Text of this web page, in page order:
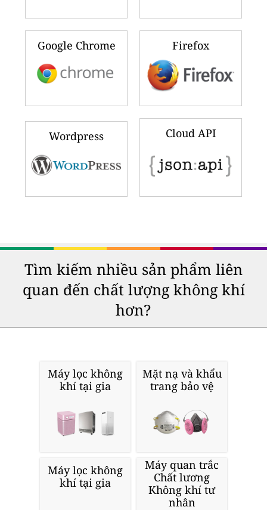
Google Chrome Firefox
Wordpress Cloud API
Tìm kiếm nhiều sản phẩm liên
quan đến chất lượng không khí
hơn?
Máy lọc không
khí tại gia
Mặt nạ và khẩu
trang bảo vệ
Máy lọc không
khí tại gia
Máy quan trắc
Chất lương
Không khí tư
nhân